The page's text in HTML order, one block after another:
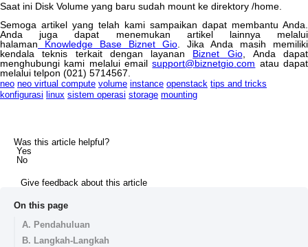
Saat ini Disk Volume yang baru sudah mount ke direktory /home.
Semoga artikel yang telah kami sampaikan dapat membantu Anda.
Anda
juga dapat menemukan artikel lainnya
melalui
halaman
Knowledge Base Biznet Gio. Jika Anda masih
memiliki
kendala
teknis terkait dengan layanan Biznet Gio, Anda
dapat
menghubungi kami melalui email support@biznetgio.com atau dapat
melalui telpon (021) 5714567.
neo neo virtual compute volume instance openstack tips and tricks
konfigurasi linux sistem operasi storage mounting
Was this article helpful?
Yes
No
Give feedback about this article
On this page
A. Pendahuluan
B. Langkah-Langkah